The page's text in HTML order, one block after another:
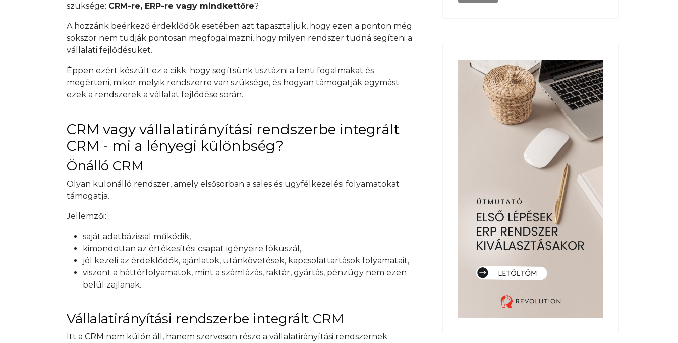
szüksége: CRM-re, ERP-re vagy mindkettőre?
A hozzánk beérkező érdeklődők esetében azt tapasztaljuk, hogy ezen a ponton még
sokszor nem tudják pontosan megfogalmazni, hogy milyen rendszer tudná segíteni a
vállalati fejlődésüket.
Éppen ezért készült ez a cikk: hogy segítsünk tisztázni a fenti fogalmakat és
megérteni, mikor melyik rendszerre van szüksége, és hogyan támogatják egymást
ezek a rendszerek a vállalat fejlődése során.
CRM vagy vállalatirányítási rendszerbe integrált
CRM - mi a lényegi különbség?
Önálló CRM
Olyan különálló rendszer, amely elsősorban a sales és ügyfélkezelési folyamatokat
támogatja.
Jellemzői:
saját adatbázissal működik,
kimondottan az értékesítési csapat igényeire fókuszál,
jól kezeli az érdeklődők, ajánlatok, utánkövetések, kapcsolattartások folyamatait,
viszont a háttérfolyamatok, mint a számlázás, raktár, gyártás, pénzügy nem ezen
belül zajlanak.
Vállalatirányítási rendszerbe integrált CRM
Itt a CRM nem külön áll, hanem szervesen része a vállalatirányítási rendszernek.